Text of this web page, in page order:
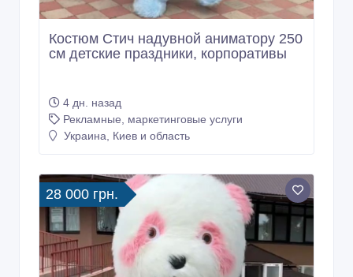
Костюм Стич надувной аниматору 250
см детские праздники, корпоративы
4 дн. назад
Рекламные, маркетинговые услуги
Украина, Киев и область
28 000 грн.